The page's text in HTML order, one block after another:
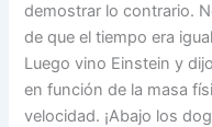
demostrar lo contrario.
de que el tiempo era
Luego vino Einstein y
en función de la masa
velocidad. ¡Abajo los